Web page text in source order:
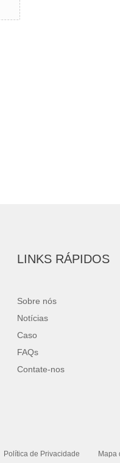
LINKS RÁPIDOS
Sobre nós
Notícias
Caso
FAQs
Contate-nos
Política de Privacidade Mapa